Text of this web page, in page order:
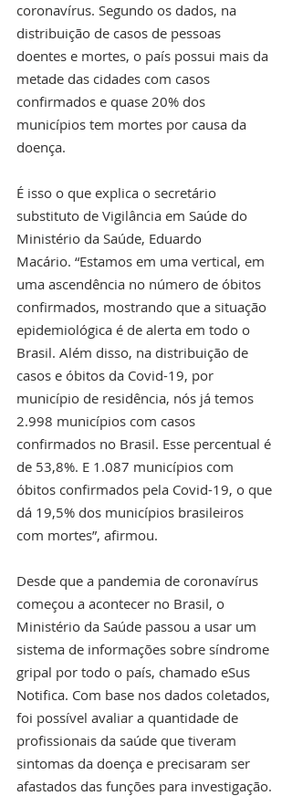
coronavírus. Segundo os dados, na
distribuição de casos de pessoas
doentes e mortes, o país possui mais da
metade das cidades com casos
confirmados e quase 20% dos
municípios tem mortes por causa da
doença.
É isso o que explica o secretário
substituto de Vigilância em Saúde do
Ministério da Saúde, Eduardo
Macário. “Estamos em uma vertical, em
uma ascendência no número de óbitos
confirmados, mostrando que a situação
epidemiológica é de alerta em todo o
Brasil. Além disso, na distribuição de
casos e óbitos da Covid-19, por
município de residência, nós já temos
2.998 municípios com casos
confirmados no Brasil. Esse percentual é
de 53,8%. E 1.087 municípios com
óbitos confirmados pela Covid-19, o que
dá 19,5% dos municípios brasileiros
com mortes”, afirmou.
Desde que a pandemia de coronavírus
começou a acontecer no Brasil, o
Ministério da Saúde passou a usar um
sistema de informações sobre síndrome
gripal por todo o país, chamado eSus
Notifica. Com base nos dados coletados,
foi possível avaliar a quantidade de
profissionais da saúde que tiveram
sintomas da doença e precisaram ser
afastados das funções para investigação.